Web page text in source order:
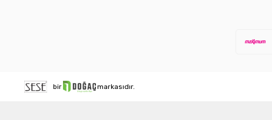
bir markasıdır.